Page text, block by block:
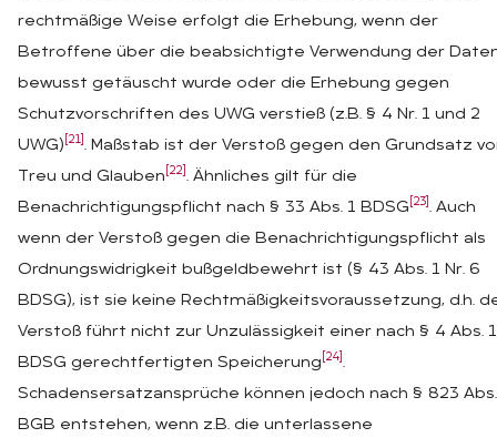
rechtmäßige Weise erfolgt die Erhebung, wenn der
Betroffene über die beabsichtigte Verwendung der
bewusst getäuscht wurde oder die Erhebung gegen
Schutzvorschriften des UWG verstieß (z.B. § 4 Nr. 1 und 2
UWG) [21] . Maßstab ist der Verstoß gegen den Grundsatz
Treu und Glauben [22] . Ähnliches gilt für die
Benachrichtigungspflicht nach § 33 Abs. 1 BDSG [23] . Auch
wenn der Verstoß gegen die Benachrichtigungspflicht als
Ordnungswidrigkeit bußgeldbewehrt ist (§ 43 Abs. 1 Nr. 6
BDSG), ist sie keine Rechtmäßigkeitsvoraussetzung, d.h.
Verstoß führt nicht zur Unzulässigkeit einer nach § 4 Abs. 1
BDSG gerechtfertigten Speicherung [24] .
Schadensersatzansprüche können jedoch nach § 823
BGB entstehen, wenn z.B. die unterlassene